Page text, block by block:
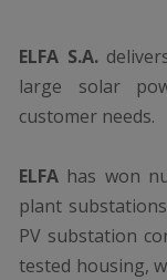
ELFA S.A.
large solar
customer needs.
ELFA has won
plant
PV substation
tested housing,